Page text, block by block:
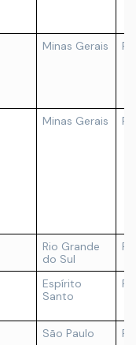
Minas Gerais
Minas Gerais
Rio Grande
do Sul
Espírito
Santo
São Paulo